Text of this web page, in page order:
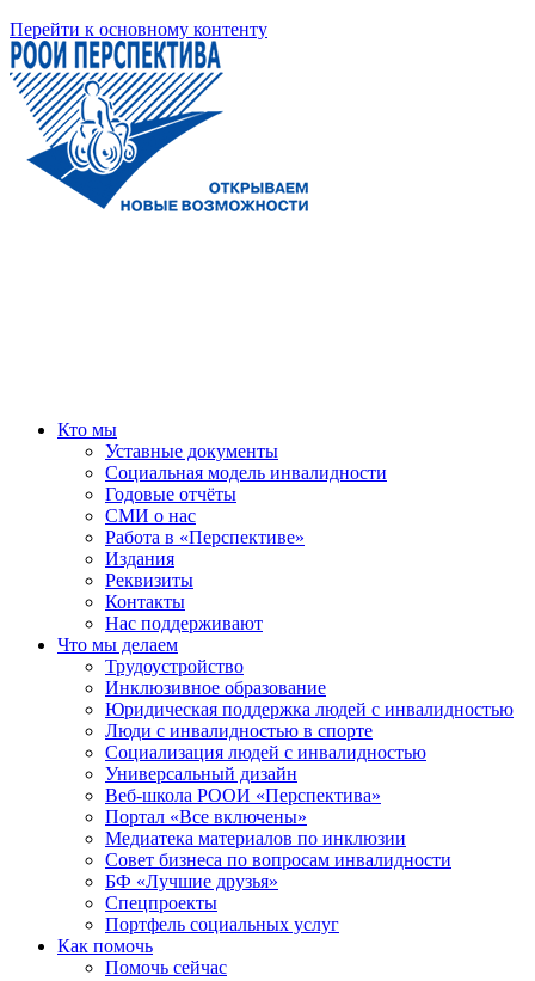
Перейти к основному контенту
Кто мы
Уставные документы
Социальная модель инвалидности
Годовые отчёты
СМИ о нас
Работа в «Перспективе»
Издания
Реквизиты
Контакты
Нас поддерживают
Что мы делаем
Трудоустройство
Инклюзивное образование
Юридическая поддержка людей с инвалидностью
Люди с инвалидностью в спорте
Социализация людей с инвалидностью
Универсальный дизайн
Веб-школа РООИ «Перспектива»
Портал «Все включены»
Медиатека материалов по инклюзии
Совет бизнеса по вопросам инвалидности
БФ «Лучшие друзья»
Спецпроекты
Портфель социальных услуг
Как помочь
Помочь сейчас